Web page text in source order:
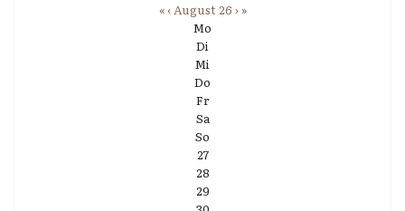
«‹August 26 ›»
Mo
Di
Mi
Do
Fr
Sa
So
27
28
29